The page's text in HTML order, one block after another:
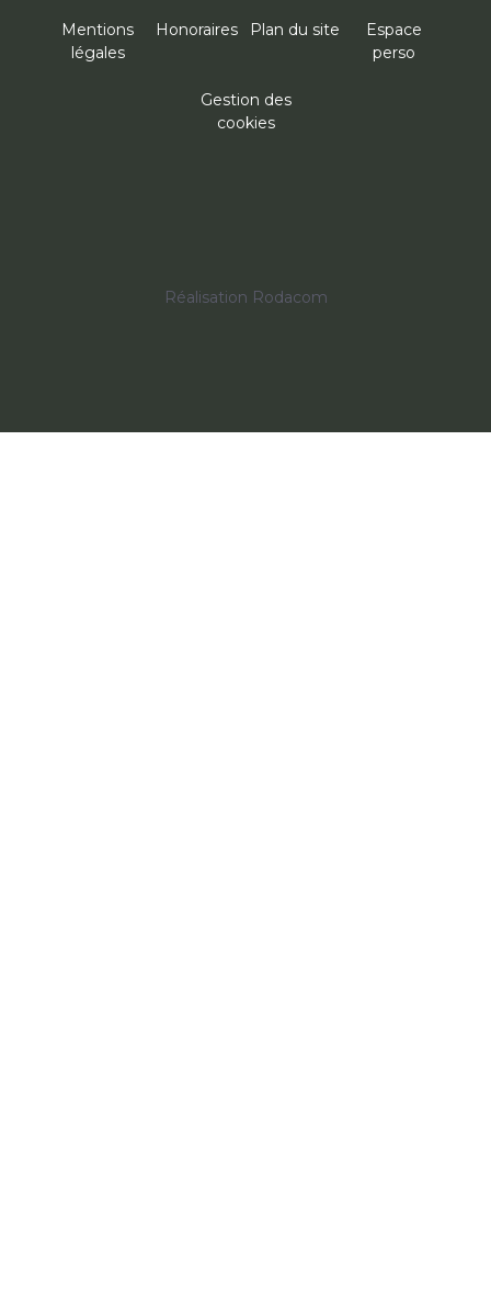
Mentions
légales
Honoraires Plan du site
Espace
perso
Gestion des
cookies
Réalisation Rodacom